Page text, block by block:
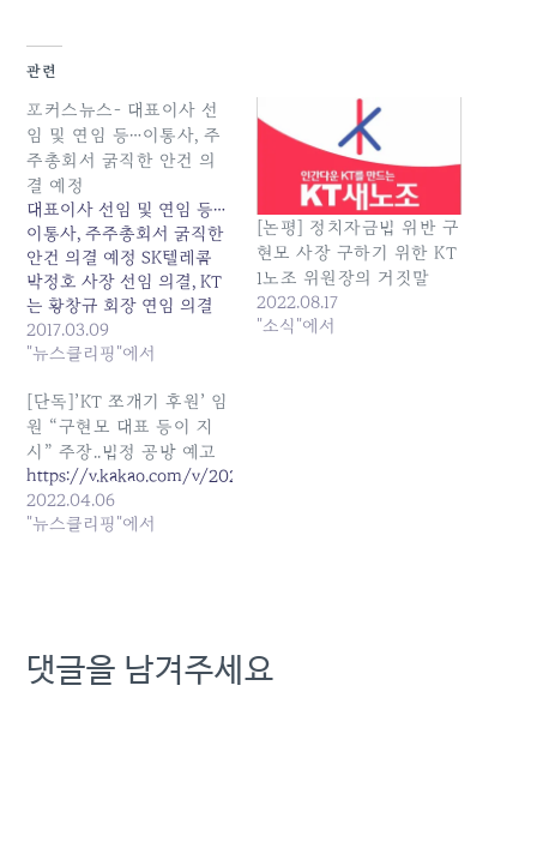
관련
포커스뉴스- 대표이사 선
임 및 연임 등…이통사, 주
주총회서 굵직한 안건 의
결 예정
대표이사 선임 및 연임 등…
이통사, 주주총회서 굵직한
안건 의결 예정 SK텔레콤
박정호 사장 선임 의결, KT
는 황창규 회장 연임 의결
가 -가 + 0 등록 2017-03-
09 17:42 왼쪽부터 박정호
회장, 권영수 LG유플러스
부회장.<사진제공=이동통
신3사> (서울=포커스뉴스)
SK텔레콤과 KT, LG유플러
스 등 국내 이동통신 3사의
정기 주주총회가 내주부터
2017.03.09
"뉴스클리핑"에서
[논평] 정치자금법 위반 구
현모 사장 구하기 위한 KT
1노조 위원장의 거짓말
2022.08.17
"소식"에서
[단독]’KT 쪼개기 후원’ 임
원 “구현모 대표 등이 지
시” 주장..법정 공방 예고
https://v.kakao.com/v/20220406170102474
2022.04.06
"뉴스클리핑"에서
댓글을 남겨주세요